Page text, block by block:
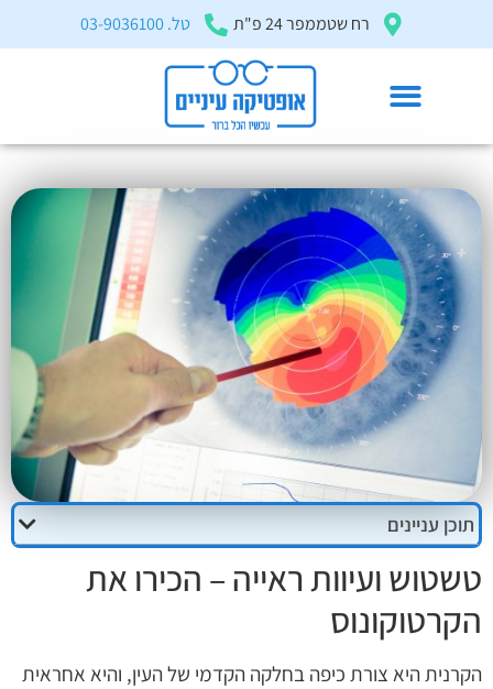
זֶה
"המרכז
הישראלי
לְהַנְגָּשָׁת
אָתָרִים".
הַמְּסַיַּעַת
לִנְגִישׁוּת
הָאֲתָר.
לִפְתִיחַת
לְחַץ
ALT+0
רח שטממפר 24 פ"ת טל. 03-9036100
קרטוקונוס
דף הבית» מאמרים ומדריכים
תוכן עניינים
טשטוש ועיוות ראייה – הכירו את
הקרטוקונוס
הקרנית היא צורת כיפה בחלקה הקדמי של העין, והיא אחראית